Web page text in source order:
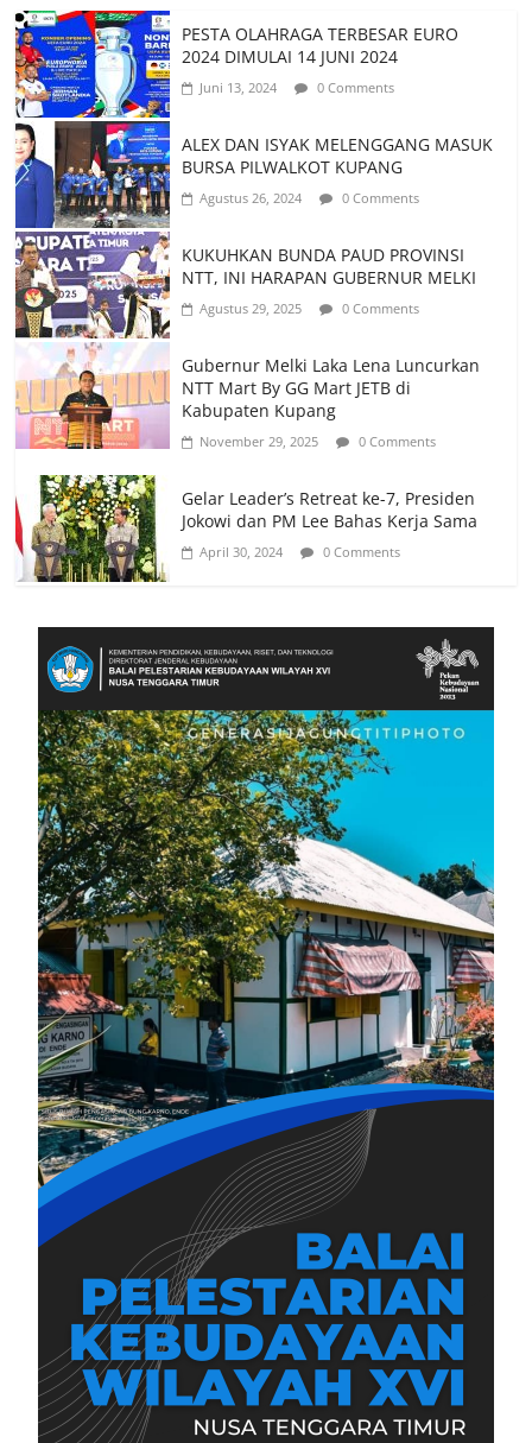
PESTA OLAHRAGA TERBESAR EURO
2024 DIMULAI 14 JUNI 2024
Juni 13, 2024 0 Comments
ALEX DAN ISYAK MELENGGANG MASUK
BURSA PILWALKOT KUPANG
Agustus 26, 2024 0 Comments
KUKUHKAN BUNDA PAUD PROVINSI
NTT, INI HARAPAN GUBERNUR MELKI
Agustus 29, 2025 0 Comments
Gubernur Melki Laka Lena Luncurkan
NTT Mart By GG Mart JETB di
Kabupaten Kupang
November 29, 2025 0 Comments
Gelar Leader’s Retreat ke-7, Presiden
Jokowi dan PM Lee Bahas Kerja Sama
April 30, 2024 0 Comments